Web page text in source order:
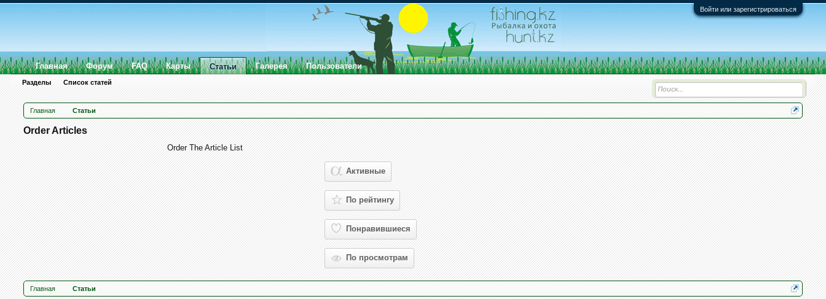
Войти или зарегистрироваться
Главная Статьи
Order Articles
Order The Article List
Активные
По рейтингу
Понравившиеся
По просмотрам
Главная Статьи
Главная Форум FAQ Карты Статьи
Разделы Список статей
Галерея Пользователи